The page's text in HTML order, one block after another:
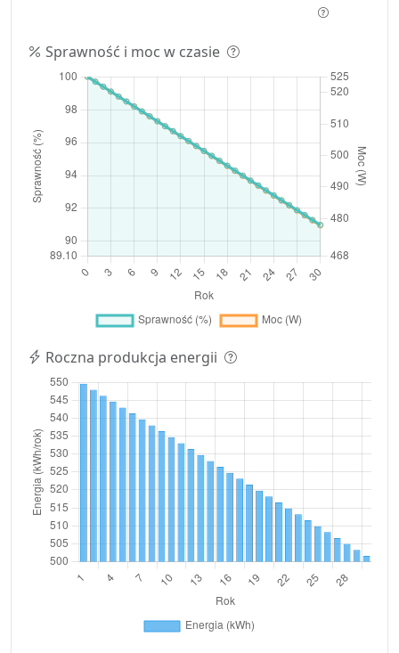
Sprawność i moc w czasie
Roczna produkcja energii